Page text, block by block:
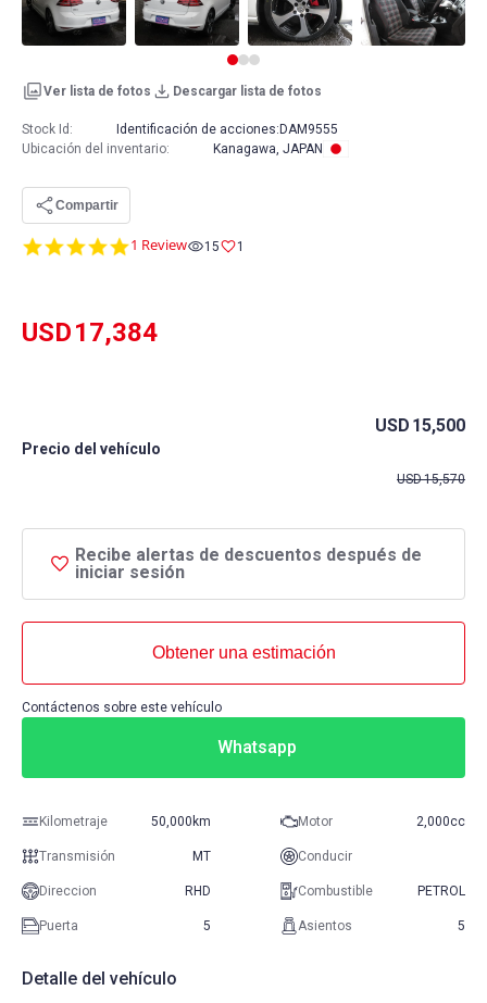
Ver lista de fotos Descargar lista de fotos
5.0
1 Review 15 1
USD17,384
Precio del vehículo
USD 15,500
USD15,570
Recibe alertas de descuentos después de
iniciar sesión
Obtener una estimación
Contáctenos sobre este vehículo
Whatsapp
Kilometraje 50,000km Motor 2,000cc
Transmisión MT Conducir
Direccion RHD Combustible PETROL
Puerta 5 Asientos 5
Stock Id: Identificación de acciones: DAM9555
Ubicación del inventario: Kanagawa, JAPAN
Compartir
Detalle del vehículo